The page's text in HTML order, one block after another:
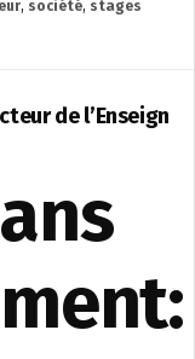
, société, stages
de l’Enseign